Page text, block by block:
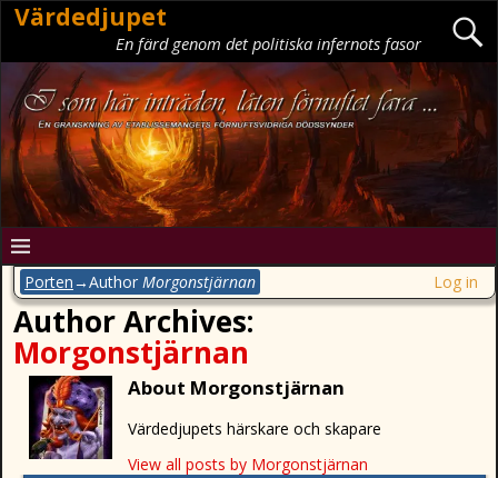
Värdedjupet
En färd genom det politiska infernots fasor
Porten→Author Morgonstjärnan Log in
Author Archives:
Morgonstjärnan
About Morgonstjärnan
Värdedjupets härskare och skapare
View all posts by Morgonstjärnan